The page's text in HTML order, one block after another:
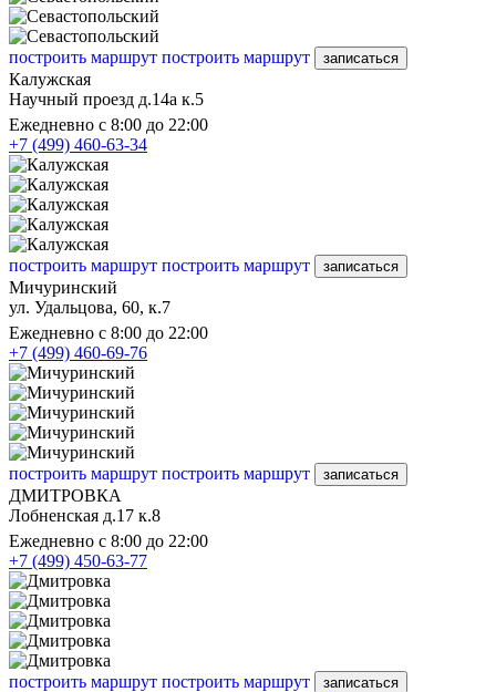
построить маршрут построить маршрут записаться
Калужская
Научный проезд д.14а к.5
Ежедневно с 8:00 до 22:00
+7 (499) 460-63-34
построить маршрут построить маршрут записаться
Мичуринский
ул. Удальцова, 60, к.7
Ежедневно с 8:00 до 22:00
+7 (499) 460-69-76
построить маршрут построить маршрут записаться
ДМИТРОВКА
Лобненская д.17 к.8
Ежедневно с 8:00 до 22:00
+7 (499) 450-63-77
построить маршрут построить маршрут записаться